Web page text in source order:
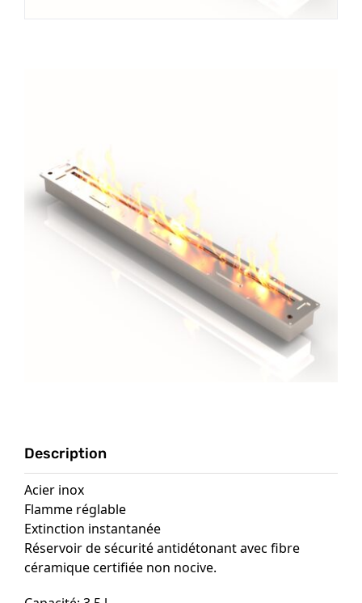
Description
Acier inox
Flamme réglable
Extinction instantanée
Réservoir de sécurité antidétonant avec fibre
céramique certifiée non nocive.